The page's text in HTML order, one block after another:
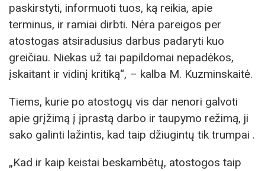
paskirstyti, informuoti tuos, ką reikia, apie
terminus, ir ramiai dirbti. Nėra pareigos per
atostogas atsiradusius darbus padaryti kuo
greičiau. Niekas už tai papildomai nepadėkos,
įskaitant ir vidinį kritiką“, – kalba M. Kuzminskaitė.
Tiems, kurie po atostogų vis dar nenori galvoti
apie grįžimą į įprastą darbo ir taupymo režimą, ji
sako galinti lažintis, kad taip džiugintų tik trumpai .
„Kad ir kaip keistai beskambėtų, atostogos taip